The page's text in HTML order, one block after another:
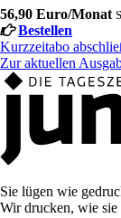
56,90 Euro/Monat
Bestellen
Kurzzeitabo
Zur aktuellen
Sie lügen wie
Wir drucken, wie sie